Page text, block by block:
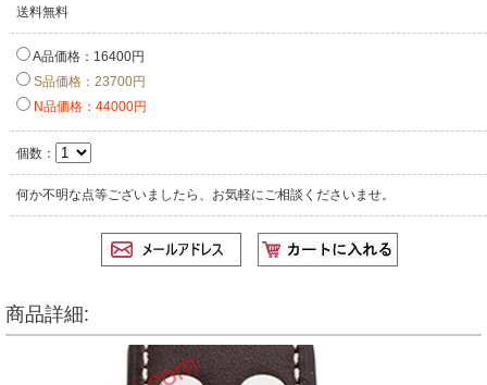
送料無料
A品価格：16400円
S品価格：23700円
N品価格：44000円
個数：
何か不明な点等ございましたら、お気軽にご相談くださいませ。
商品詳細: